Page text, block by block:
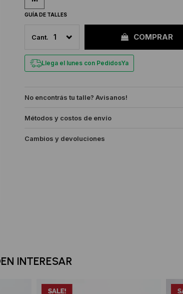
GUÍA DE TALLES
1 COMPRAR
Llega el lunes con PedidosYa
No encontrás tu talle? Avisanos!
Métodos y costos de envío
Cambios y devoluciones
INTERESAR